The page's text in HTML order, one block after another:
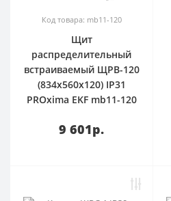
Код товара: mb11-120
Щит
распределительный
встраиваемый ЩРВ-120
(834х560х120) IP31
PROxima EKF mb11-120
9 601р.